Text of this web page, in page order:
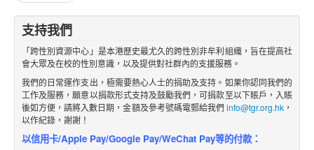
支持我們
「跨性別資源中心」是本港歷史最尤久的跨性別非牟利組織，旨在提高社
會大眾及在校的性別意識，以及提供對社群內的支援服務。
我們的日常運作支出，極需要熱心人士的捐助及支持。如果你認同我們的
工作及服務，願意以捐款形式支持及鼓勵我們，可捐款至以下賬戶，入賬
後如方便，請將入數日期，金額及參考號碼電郵給我們info@tgr.org.hk，
以作紀錄，謝謝！
以信用卡/Apple Pay/Google Pay/WeChat Pay等的付款：